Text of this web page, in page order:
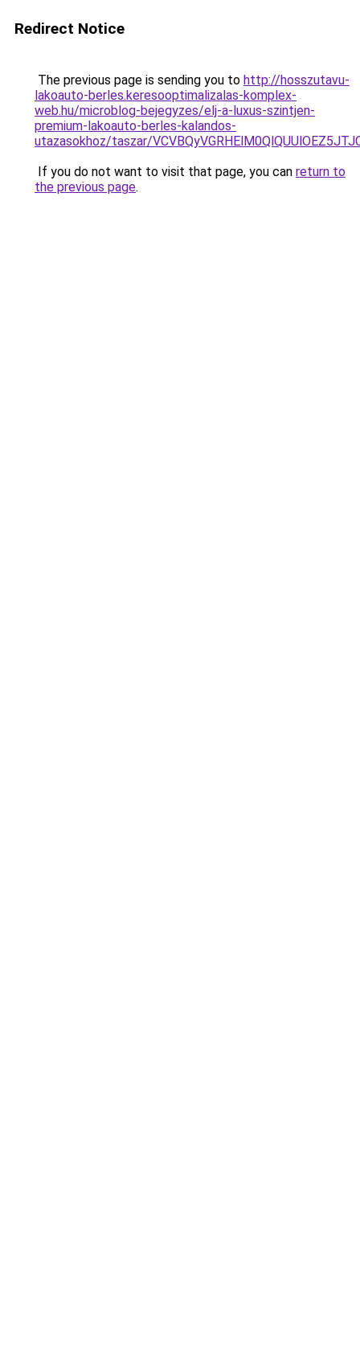
Redirect Notice
The previous page is sending you to http://hosszutavu-
lakoauto-berles.keresooptimalizalas-komplex-
web.hu/microblog-bejegyzes/elj-a-luxus-szintjen-
premium-lakoauto-berles-kalandos-
utazasokhoz/taszar/
If you do not want to visit that page, you can return to
the previous page.